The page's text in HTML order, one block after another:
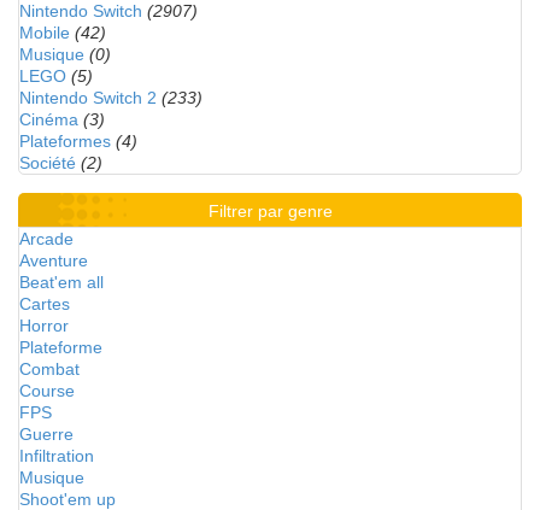
Nintendo Switch (2907)
Mobile (42)
Musique (0)
LEGO (5)
Nintendo Switch 2 (233)
Cinéma (3)
Plateformes (4)
Société (2)
Filtrer par genre
Arcade
Aventure
Beat'em all
Cartes
Horror
Plateforme
Combat
Course
FPS
Guerre
Infiltration
Musique
Shoot'em up